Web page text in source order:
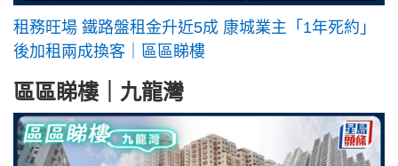
租務旺場 鐵路盤租金升近5成 康城業主「1年死約」
後加租兩成換客｜區區睇樓
區區睇樓｜九龍灣